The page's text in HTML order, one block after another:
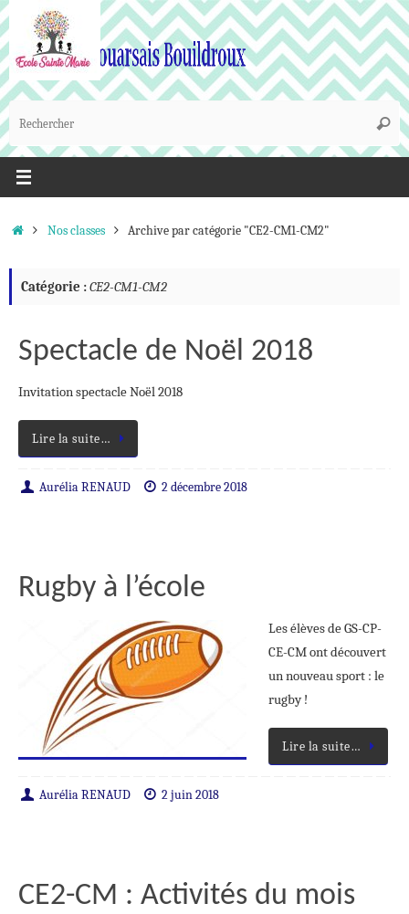
Passer
au
contenu
:
AccueilNos classes Archive par catégorie "CE2-CM1-CM2"
Catégorie :CE2-CM1-CM2
Spectacle de Noël 2018
Invitation spectacle Noël 2018
Lire la suite…
Aurélia RENAUD 2 décembre 2018
Rugby à l’école
Les élèves de GS-CP-
CE-CM ont découvert
un nouveau sport : le
rugby !
Lire la suite…
Aurélia RENAUD 2 juin 2018
CE2-CM : Activités du mois